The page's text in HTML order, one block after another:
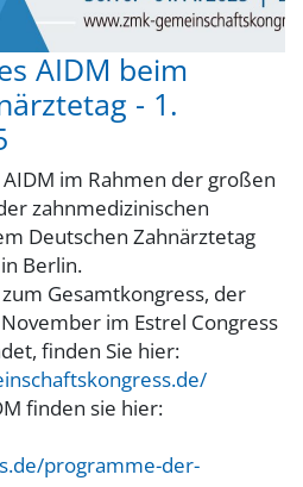
AIDM beim
- 1.
im Rahmen der großen
zahnmedizinischen
Deutschen Zahnärztetag
Berlin.
Gesamtkongress, der
im Estrel Congress
finden Sie hier:
finden sie hier:
programme-der-